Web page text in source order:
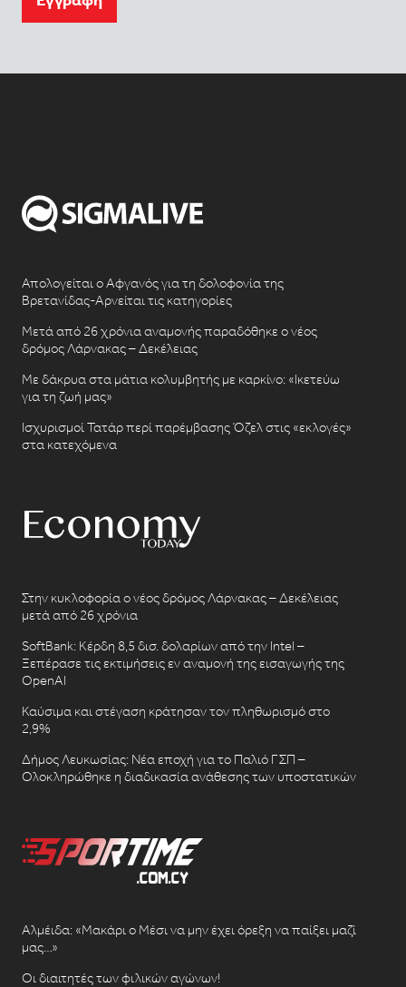
Απολογείται ο Αφγανός για τη δολοφονία της
Βρετανίδας-Αρνείται τις κατηγορίες
Μετά από 26 χρόνια αναμονής παραδόθηκε ο νέος
δρόμος Λάρνακας – Δεκέλειας
Με δάκρυα στα μάτια κολυμβητής με καρκίνο: «Ικετεύω
για τη ζωή μας»
Ισχυρισμοί Τατάρ περί παρέμβασης Όζελ στις «εκλογές»
στα κατεχόμενα
Στην κυκλοφορία ο νέος δρόμος Λάρνακας – Δεκέλειας
μετά από 26 χρόνια
SoftBank: Κέρδη 8,5 δισ. δολαρίων από την Intel –
Ξεπέρασε τις εκτιμήσεις εν αναμονή της εισαγωγής της
OpenAI
Καύσιμα και στέγαση κράτησαν τον πληθωρισμό στο
2,9%
Δήμος Λευκωσίας: Νέα εποχή για το Παλιό ΓΣΠ –
Ολοκληρώθηκε η διαδικασία ανάθεσης των υποστατικών
Αλμέιδα: «Μακάρι ο Μέσι να μην έχει όρεξη να παίξει μαζί
μας…»
Οι διαιτητές των φιλικών αγώνων!